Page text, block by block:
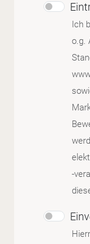
Ich
o.g.
-